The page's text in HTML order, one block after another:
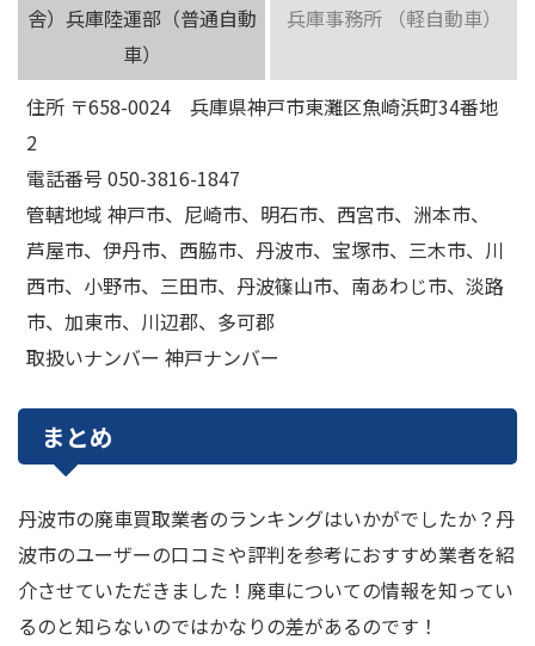
舎）兵庫陸運部（普通自動
車）
兵庫事務所 （軽自動車）
住所 〒658-0024 兵庫県神戸市東灘区魚崎浜町34番地
2
電話番号 050-3816-1847
管轄地域 神戸市、尼崎市、明石市、西宮市、洲本市、
芦屋市、伊丹市、西脇市、丹波市、宝塚市、三木市、川
西市、小野市、三田市、丹波篠山市、南あわじ市、淡路
市、加東市、川辺郡、多可郡
取扱いナンバー 神戸ナンバー
まとめ
丹波市の廃車買取業者のランキングはいかがでしたか？丹
波市のユーザーの口コミや評判を参考におすすめ業者を紹
介させていただきました！廃車についての情報を知ってい
るのと知らないのではかなりの差があるのです！